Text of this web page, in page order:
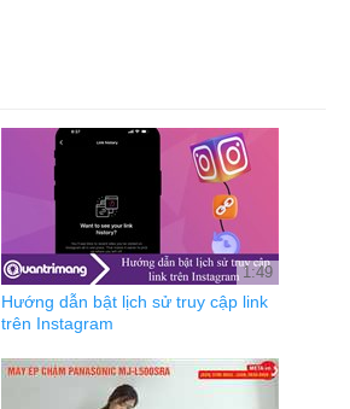
1:49
Hướng dẫn bật lịch sử truy cập link
trên Instagram